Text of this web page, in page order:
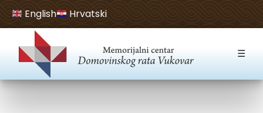
Open toolbar
English Hrvatski
☰